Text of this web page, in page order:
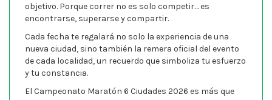
objetivo. Porque correr no es solo competir… es
encontrarse, superarse y compartir.
Cada fecha te regalará no solo la experiencia de una
nueva ciudad, sino también la remera oficial del evento
de cada localidad, un recuerdo que simboliza tu esfuerzo
y tu constancia.
El Campeonato Maratón 6 Ciudades 2026 es más que